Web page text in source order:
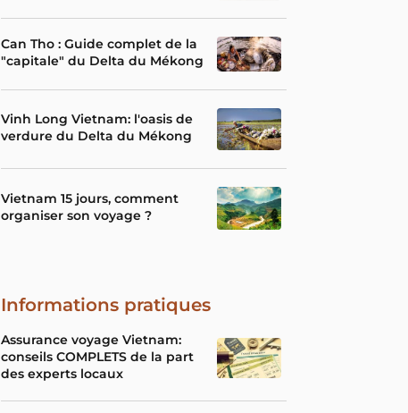
Can Tho : Guide complet de la
"capitale" du Delta du Mékong
Vinh Long Vietnam: l'oasis de
verdure du Delta du Mékong
Vietnam 15 jours, comment
organiser son voyage ?
Informations pratiques
Assurance voyage Vietnam:
conseils COMPLETS de la part
des experts locaux